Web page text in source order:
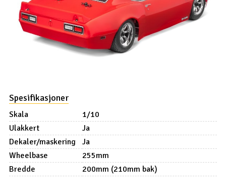
Spesifikasjoner
Skala
1/10
Ulakkert
Ja
Dekaler/maskering
Ja
Wheelbase
255mm
Bredde
200mm (210mm bak)